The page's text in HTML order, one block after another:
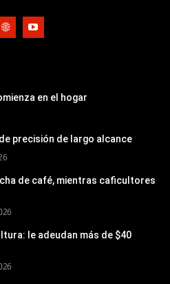
en el hogar
precisión de largo alcance
de café, mientras caficultores
le adeudan más de $40